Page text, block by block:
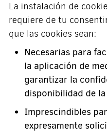
La instalación de
requiere de tu
que las cookies sean:
Necesarias para
la aplicación de
garantizar la
disponibilidad de
Imprescindibles
expresamente